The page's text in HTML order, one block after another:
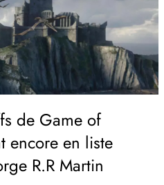
de Game of
encore en liste
R.R Martin